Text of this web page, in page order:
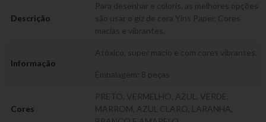
Descrição
Para desenhar e coloris, as melhores opções
são usar o giz de cera Yins Paper. Cores
macias e vibrantes.
Informação
Atóxico, super macio e com cores vibrantes.
Embalagem: 8 peças
Cores
PRETO, VERMELHO, AZUL, VERDE,
MARROM, AZUL CLARO, LARANHA,